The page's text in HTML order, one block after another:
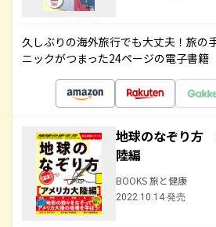
久しぶりの海外旅行でも大丈夫！旅の
ニックがつまった24ページの電子書籍
地球のなぞり
陸編
BOOKS 旅と健康
2022.10.14 発売